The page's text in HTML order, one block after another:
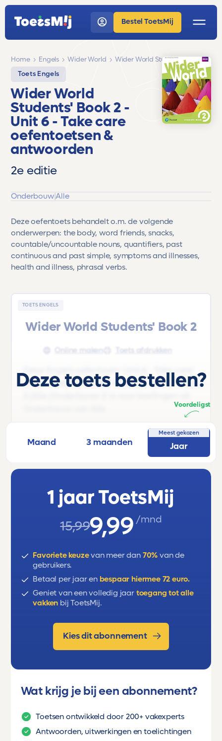
Bestel ToetsMij
Home Engels Wider World
Wider World Students' Book 2
Toets Engels
Wider World
Students' Book 2-
Unit 6 - Take care
oefentoetsen &
antwoorden
2e editie
Onderbouw|Alle
Deze oefentoets behandelt o.m. de volgende
onderwerpen: the body, word friends, snacks,
countable/uncountable nouns, quantifiers, past
continuous and past simple, symptoms and illnesses,
health and illness, phrasal verbs.
TOETS ENGELS
Wider World Students' Book 2
Online maken Toets afdrukken
Deze Engels oefentoets 'Unit 6 - Take care'
uit het lesboek 'Wider World Students' Book
Deze oefentoets behandelt o.m. de
volgende onderwerpen: the body, word
friends, snacks, countable/uncountable
nouns, quantifiers, past continuous and
and illness, phrasal verbs.
Deze toets bestellen?
Maand 3 maanden
Meest gekozen
Jaar
Voordeligst
1 jaar ToetsMij
15,999,99 /mnd
Favoriete keuzevan meer dan 70% van de
gebruikers.
Betaal per jaar en bespaar hiermee 72 euro.
Geniet van een volledig jaar toegang tot alle
vakken bij ToetsMij.
Kies dit abonnement
Wat krijg je bij een abonnement?
Toetsen ontwikkeld door 200+ vakexperts
Antwoorden, uitwerkingen en toelichtingen